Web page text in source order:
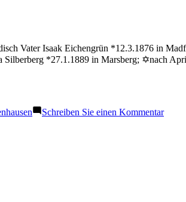
Vater Isaak Eichengrün *12.3.1876 in
*27.1.1889 in Marsberg; ✡nach
Schreiben Sie einen Kommentarzu